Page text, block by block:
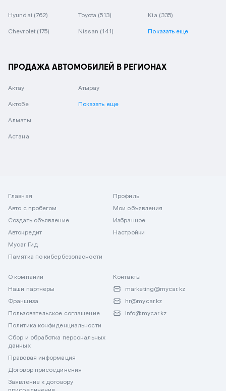
Hyundai (762) Toyota (513) Kia (335)
Chevrolet (175) Nissan (141) Показать еще
ПРОДАЖА АВТОМОБИЛЕЙ В РЕГИОНАХ
Актау
Актобе
Алматы
Астана
Атырау
Показать еще
Главная
Авто с пробегом
Создать объявление
Автокредит
Mycar Гид
Памятка по кибербезопасности
Профиль
Мои объявления
Избранное
Настройки
О компании
Наши партнеры
Франшиза
Пользовательское соглашение
Политика конфиденциальности
Сбор и обработка персональных
данных
Правовая информация
Договор присоединения
Заявление к договору
Контакты
marketing@mycar.kz
hr@mycar.kz
info@mycar.kz